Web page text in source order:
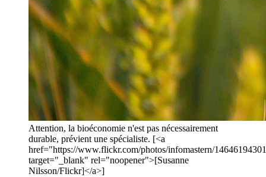
Attention, la bioéconomie n'est pas nécessairement
durable, prévient une spécialiste. [<a
href="https://www.flickr.com/photos/infomastern/
target="_blank" rel="noopener">[Susanne
Nilsson/Flickr]</a>]